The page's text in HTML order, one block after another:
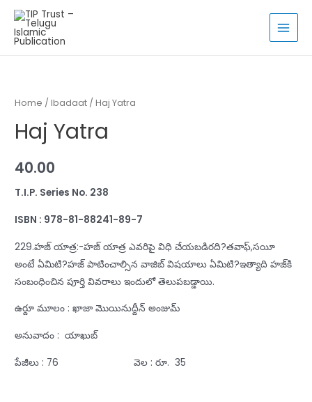
Skip
content
Home /Ibadaat / Haj Yatra
Haj Yatra
40.00
T.I.P. Series No. 238
ISBN : 978-81-88241-89-7
229.హజ్‌ యాత్ర:-హజ్‌ యాత్ర ఎవరిపై విధి చేయబడిరది?తవాఫ్‌,సయీ
అంటే ఏమిటి?హజ్‌ పాటించాల్సిన వాజిబ్‌ విషయాలు ఏమిటి?ఇత్యాది హజ్‌కి
సంబంధించిన పూర్తి వివరాలు ఇందులో తెలుపబడ్డాయి.
ఉర్దూ మూలం : ఖాజా మొయినుద్దీన్‌ అంజుమ్‌
అనువాదం : యాఖుబ్‌
పేజీలు : 76 వెల : రూ. 35